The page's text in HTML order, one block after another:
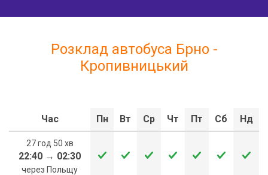
Розклад автобуса Брно -
Кропивницький
Час Пн Вт Ср Чт Пт Сб Нд
27 год 50 хв
22:40 → 02:30
через Польщу